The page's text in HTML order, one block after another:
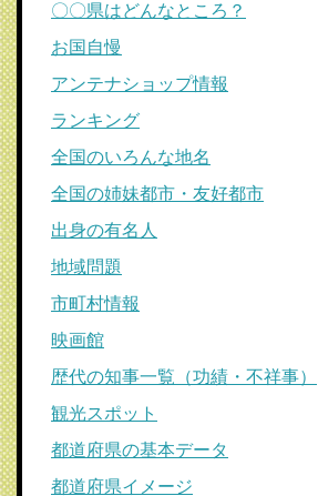
〇〇県はどんなところ？
お国自慢
アンテナショップ情報
ランキング
全国のいろんな地名
全国の姉妹都市・友好都市
出身の有名人
地域問題
市町村情報
映画館
歴代の知事一覧（功績・不祥事）
観光スポット
都道府県の基本データ
都道府県イメージ